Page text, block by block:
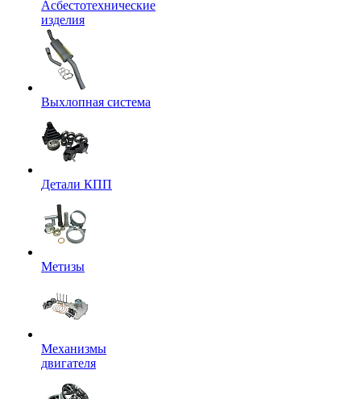
Асбестотехнические
изделия
Выхлопная система
Детали КПП
Метизы
Механизмы
двигателя